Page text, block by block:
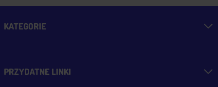
KATEGORIE
PRZYDATNE LINKI